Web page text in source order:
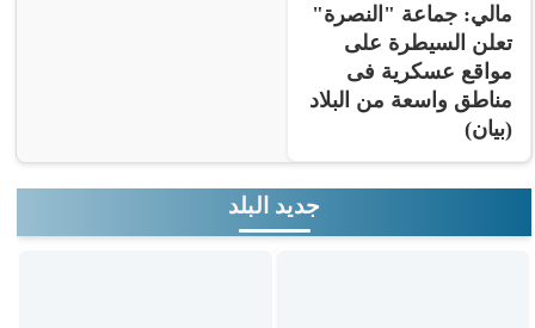
مالي: جماعة "النصرة"
تعلن السيطرة على
مواقع عسكرية فى
مناطق واسعة من البلاد
(بيان)
جديد البلد